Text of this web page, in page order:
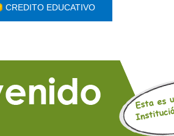
CREDITO EDUCATIVO